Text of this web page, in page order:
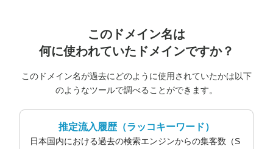
このドメイン名は
何に使われていたドメインですか？
このドメイン名が過去にどのように使用されていたかは以下
のようなツールで調べることができます。
推定流入履歴（ラッコキーワード）
日本国内における過去の検索エンジンからの集客数（S